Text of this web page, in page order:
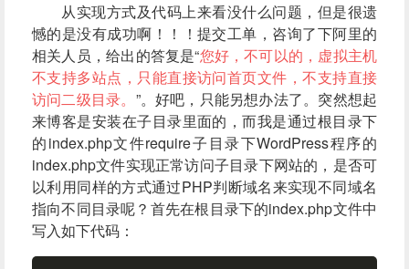
从实现方式及代码上来看没什么问题，但是很遗
憾的是没有成功啊！！！提交工单，咨询了下阿里的
相关人员，给出的答复是“您好，不可以的，虚拟主机
不支持多站点，只能直接访问首页文件，不支持直接
访问二级目录。 ”。好吧，只能另想办法了。突然想起
来博客是安装在子目录里面的，而我是通过根目录下
的index.php文件require子目录下WordPress程序的
index.php文件实现正常访问子目录下网站的，是否可
以利用同样的方式通过PHP判断域名来实现不同域名
指向不同目录呢？首先在根目录下的index.php文件中
写入如下代码：